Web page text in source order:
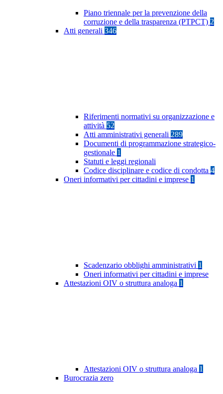
Piano triennale per la prevenzione della
corruzione e della trasparenza (PTPCT) 2
Atti generali 346
Riferimenti normativi su organizzazione e
attività 52
Atti amministrativi generali 289
Documenti di programmazione strategico-
gestionale 1
Statuti e leggi regionali
Codice disciplinare e codice di condotta 4
Oneri informativi per cittadini e imprese 1
Scadenzario obblighi amministrativi 1
Oneri informativi per cittadini e imprese
Attestazioni OIV o struttura analoga 1
Attestazioni OIV o struttura analoga 1
Burocrazia zero